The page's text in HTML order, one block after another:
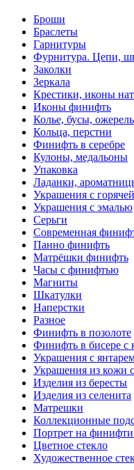
Броши
Браслеты
Гарнитуры
Фурнитура. Цепи,
Заколки
Зеркала
Крестики, иконы
Иконы финифть
Колье, бусы,
Кольца, перстни
Финифть в серебре
Кулоны, медальоны
Упаковка
Ладанки,
Украшения с
Украшения с эмалью
Серьги
Современная
Панно финифть
Матрёшки финифть
Часы с финифтью
Магниты
Шкатулки
Наперстки
Разное
Финифть в позолоте
Финифть в бисере с
Украшения с
Украшения из кожи
Изделия из бересты
Изделия из селенита
Матрешки
Коллекционные
Портрет на финифти
Цветное стекло
Художественное